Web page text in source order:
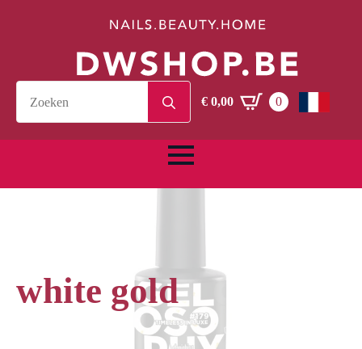
for:€0,00 0
white gold